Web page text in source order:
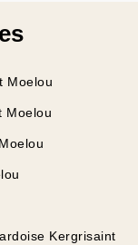
Moelou
Moelou
Kergrisaint